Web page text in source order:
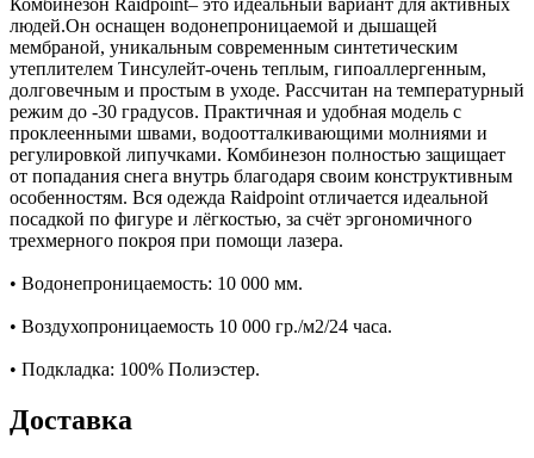
людей.Он оснащен водонепроницаемой и дышащей
мембраной, уникальным современным синтетическим
утеплителем Тинсулейт-очень теплым, гипоаллергенным,
долговечным и простым в уходе. Рассчитан на температурный
режим до -30 градусов. Практичная и удобная модель с
проклеенными швами, водоотталкивающими молниями и
регулировкой липучками. Комбинезон полностью защищает
от попадания снега внутрь благодаря своим конструктивным
особенностям. Вся одежда Raidpoint отличается идеальной
посадкой по фигуре и лёгкостью, за счёт эргономичного
трехмерного покроя при помощи лазера.
• Водонепроницаемость: 10 000 мм.
• Воздухопроницаемость 10 000 гр./м2/24 часа.
• Подкладка: 100% Полиэстер.
Доставка